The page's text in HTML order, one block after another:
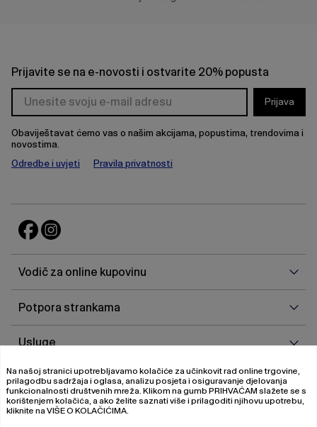
Prijavite se na e-novosti i ostvarite 20% popusta
Prijava
Obaviještavat ćemo vas o našim akcijama, popustima, trendovima i
novostima.
Odredbe i uvjeti
Pravila privatnosti
Vodič za online kupovinu
Potpora strankama
Usluge
O
O nama
Na našoj stranici upotrebljavamo kolačiće za učinkovit rad online trgovine,
prilagodbu sadržaja i oglasa, analizu posjeta i osiguravanje djelovanja
funkcionalnosti društvenih mreža. Klikom na gumb PRIHVAĆAM slažete se s
korištenjem kolačića, a ako želite saznati više i prilagoditi njihovu upotrebu,
kliknite na VIŠE O KOLAČIĆIMA.